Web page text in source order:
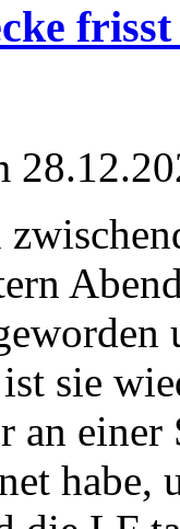
sie
an
habe,